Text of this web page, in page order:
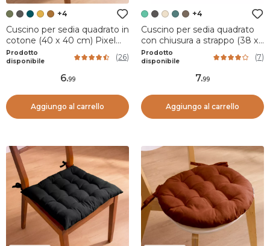
+4
Cuscino per sedia quadrato in
cotone (40 x 40 cm) Pixel
Verde cachi
Prodotto
disponibile
(26)
6.99
Aggiungo al carrello
+4
Cuscino per sedia quadrato
con chiusura a strappo (38 x
38 cm) Duo Verde giada
Prodotto
disponibile
(7)
7.99
Aggiungo al carrello